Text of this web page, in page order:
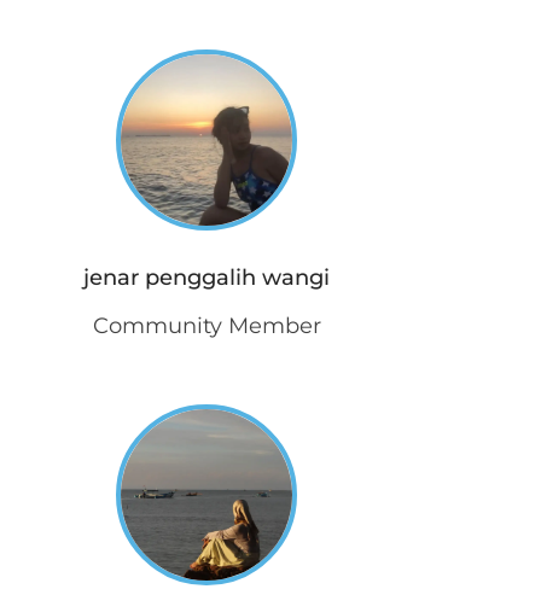
jenar penggalih wangi
Community Member